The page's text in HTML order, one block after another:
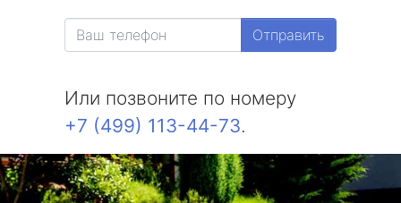
Отправить
Или позвоните по номеру
+7 (499) 113-44-73.